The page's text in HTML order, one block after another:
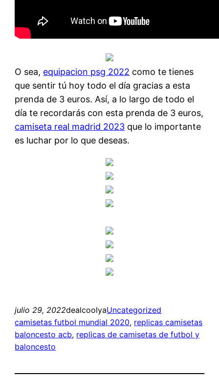
O sea, equipacion psg 2022 como te tienes
que sentir tú hoy todo el día gracias a esta
prenda de 3 euros. Así, a lo largo de todo el
día te recordarás con esta prenda de 3 euros,
camiseta real madrid 2023 que lo importante
es luchar por lo que deseas.
julio 29, 2022dealcoolyaUncategorized
camisetas futbol mundial 2020, replicas camisetas
baloncesto acb, replicas de camisetas de futbol y
baloncesto